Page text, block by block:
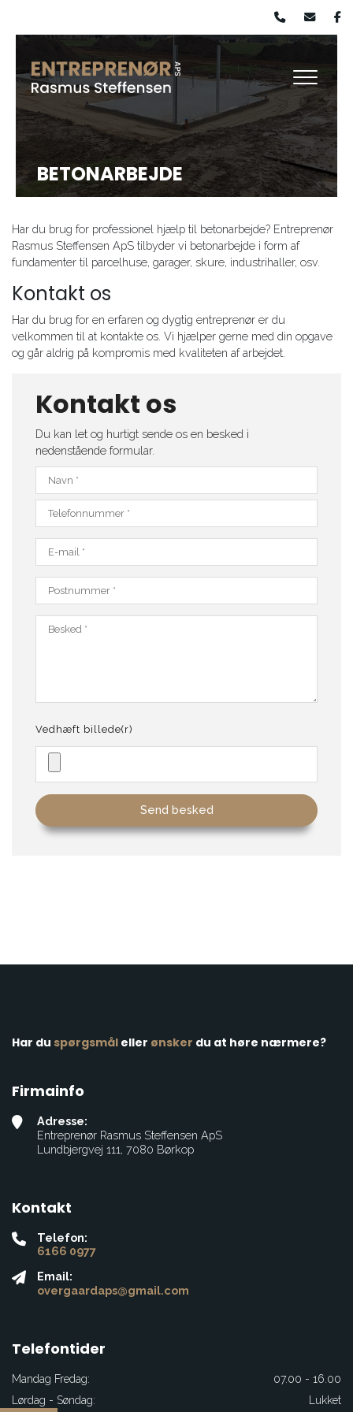
hovedindhold
BETONARBEJDE
Har du brug for professionel hjælp til betonarbejde? Entreprenør
Rasmus Steffensen ApS tilbyder vi betonarbejde i form af
fundamenter til parcelhuse, garager, skure, industrihaller, osv.
Kontakt os
Har du brug for en erfaren og dygtig entreprenør er du
velkommen til at kontakte os. Vi hjælper gerne med din opgave
og går aldrig på kompromis med kvaliteten af arbejdet.
Kontakt os
Du kan let og hurtigt sende os en besked i
nedenstående formular.
Vedhæft billede(r)
Har du spørgsmål eller ​ønsker du at høre nærmere?
Firmainfo
Adresse:
Entreprenør Rasmus Steffensen ApS
Lundbjergvej 111, 7080 Børkop
Kontakt
Telefon:
6166 0977
Email:
overgaardaps@gmail.com
Telefontider
Mandag Fredag:
07.00 - 16.00
Lørdag - Søndag:
Lukket